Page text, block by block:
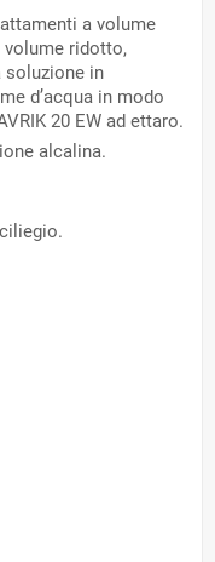
a volume
ridotto,
soluzione in
d’acqua in modo
20 EW ad ettaro.
alcalina.